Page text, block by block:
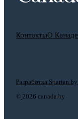
КонтактыО Канаде
© 2026 canada.by
Разработка Spartan.by